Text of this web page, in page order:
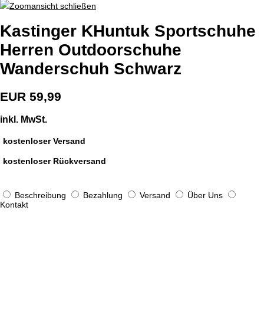
Zoomansicht schließen
Kastinger KHuntuk Sportschuhe
Herren Outdoorschuhe
Wanderschuh Schwarz
EUR 59,99
inkl. MwSt.
kostenloser Versand
kostenloser Rückversand
Beschreibung Bezahlung Versand
Über Uns
Kontakt